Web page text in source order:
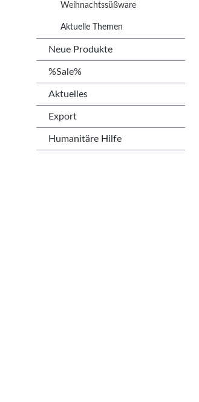
Weihnachtssüßware
Aktuelle Themen
Neue Produkte
%Sale%
Aktuelles
Export
Humanitäre Hilfe